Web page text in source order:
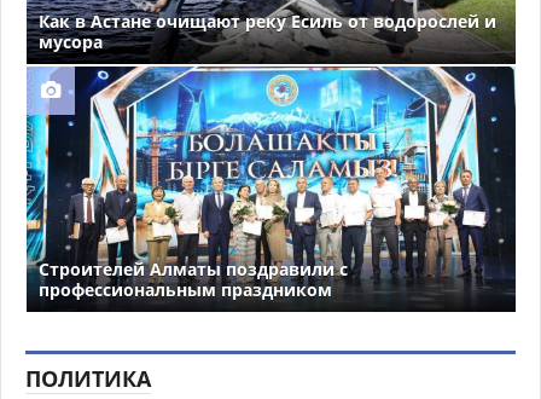
Как в Астане очищают реку Есиль от водорослей и
мусора
Строителей Алматы поздравили с
профессиональным праздником
ПОЛИТИКА